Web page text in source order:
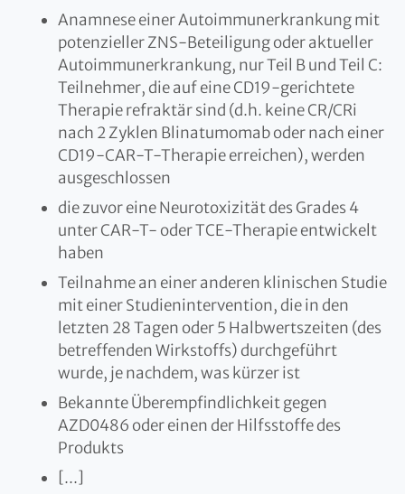
Anamnese einer Autoimmunerkrankung mit
potenzieller ZNS-Beteiligung oder aktueller
Autoimmunerkrankung, nur Teil B und Teil C:
Teilnehmer, die auf eine CD19-gerichtete
Therapie refraktär sind (d.h. keine CR/CRi
nach 2 Zyklen Blinatumomab oder nach einer
CD19-CAR-T-Therapie erreichen), werden
ausgeschlossen
die zuvor eine Neurotoxizität des Grades 4
unter CAR-T- oder TCE-Therapie entwickelt
haben
Teilnahme an einer anderen klinischen Studie
mit einer Studienintervention, die in den
letzten 28 Tagen oder 5 Halbwertszeiten (des
betreffenden Wirkstoffs) durchgeführt
wurde, je nachdem, was kürzer ist
Bekannte Überempfindlichkeit gegen
AZD0486 oder einen der Hilfsstoffe des
Produkts
[...]